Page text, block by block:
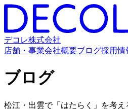
デコレ株式会社
店舗・事業会社概要ブログ採用情
ブログ
松江・出雲で「はたらく」を考